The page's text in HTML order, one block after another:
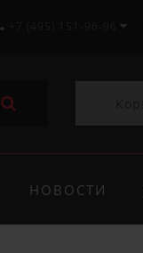
+7 (495) 151-96-96
НОВОСТИ